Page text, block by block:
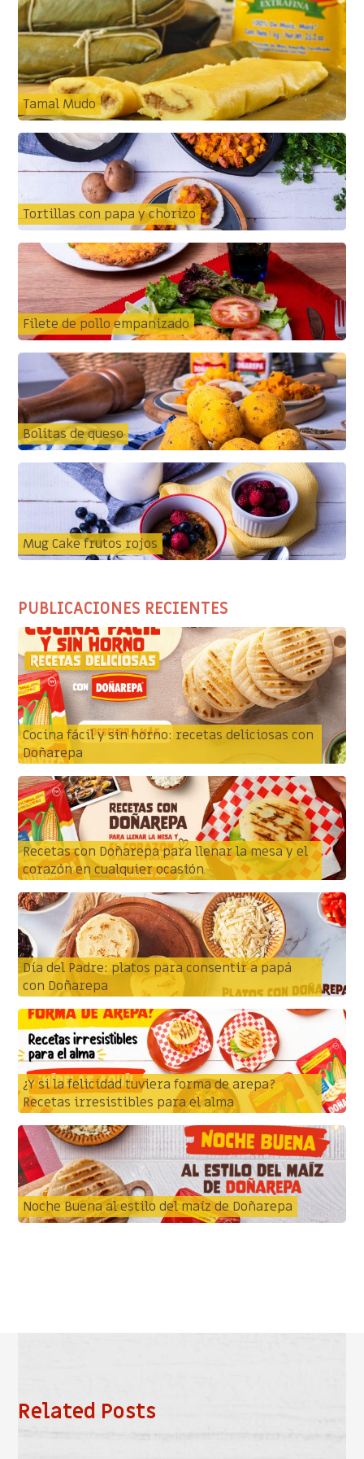
Tamal Mudo
Tortillas con papa y chorizo
Filete de pollo empanizado
Bolitas de queso
Mug Cake frutos rojos
PUBLICACIONES RECIENTES
Cocina fácil y sin horno: recetas deliciosas con
Doñarepa
Recetas con Doñarepa para llenar la mesa y el
corazón en cualquier ocasión
Día del Padre: platos para consentir a papá
con Doñarepa
¿Y si la felicidad tuviera forma de arepa?
Recetas irresistibles para el alma
Noche Buena al estilo del maíz de Doñarepa
Related Posts